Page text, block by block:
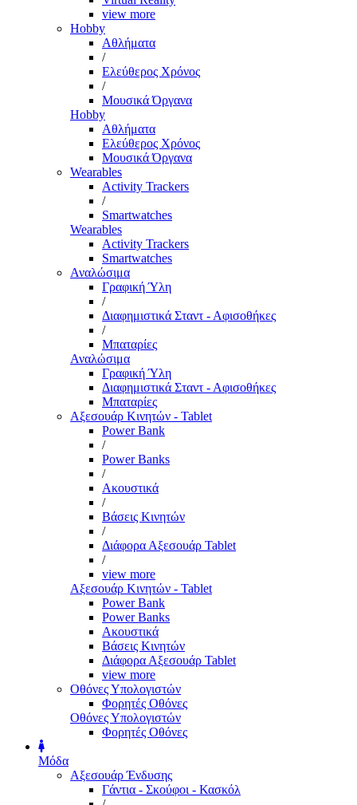
view more
Hobby
Αθλήματα
/
Ελεύθερος Χρόνος
/
Μουσικά Όργανα
Hobby
Αθλήματα
Ελεύθερος Χρόνος
Μουσικά Όργανα
Wearables
Activity Trackers
/
Smartwatches
Wearables
Activity Trackers
Smartwatches
Αναλώσιμα
Γραφική Ύλη
/
Διαφημιστικά Σταντ - Αφισοθήκες
/
Μπαταρίες
Αναλώσιμα
Γραφική Ύλη
Διαφημιστικά Σταντ - Αφισοθήκες
Μπαταρίες
Αξεσουάρ Κινητών - Tablet
Power Bank
/
Power Banks
/
Ακουστικά
/
Βάσεις Κινητών
/
Διάφορα Αξεσουάρ Tablet
/
view more
Αξεσουάρ Κινητών - Tablet
Power Bank
Power Banks
Ακουστικά
Βάσεις Κινητών
Διάφορα Αξεσουάρ Tablet
view more
Οθόνες Υπολογιστών
Φορητές Οθόνες
Οθόνες Υπολογιστών
Φορητές Οθόνες
Μόδα
Αξεσουάρ Ένδυσης
Γάντια - Σκούφοι - Κασκόλ